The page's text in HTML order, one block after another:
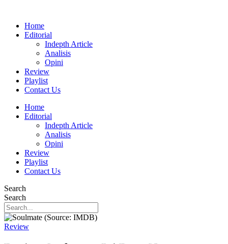
Home
Editorial
Indepth Article
Analisis
Opini
Review
Playlist
Contact Us
Home
Editorial
Indepth Article
Analisis
Opini
Review
Playlist
Contact Us
Search
Search
Review